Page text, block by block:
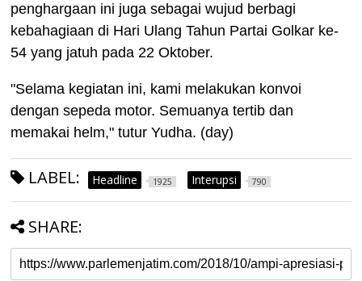
penghargaan ini juga sebagai wujud berbagi
kebahagiaan di Hari Ulang Tahun Partai Golkar ke-
54 yang jatuh pada 22 Oktober.
"Selama kegiatan ini, kami melakukan konvoi
dengan sepeda motor. Semuanya tertib dan
memakai helm," tutur Yudha. (day)
LABEL: Headline 1925 Interupsi 790
SHARE: